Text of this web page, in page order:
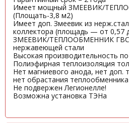
Имеет мощный ЗМЕЕВИК/
(Площать-3,8 м2)
Имеет доп. Змеевик из
коллектора (площадь — от 0,57
ЗМЕЕВИК/ТЕПЛООБМЕННИК ГВС
нержавеющей стали
Высокая производительность
Полиэфирная теплоизоляция
Нет магниевого анода, нет доп.
нет обрастания
Не подвержен Легионелле!
Возможна установка ТЭНа